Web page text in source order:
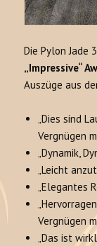
Die Pylon Jade
„Impressive“
Auszüge aus
„Dies sind
Vergnügen
„Dynamik,
„Leicht
„Elegantes
Vergnügen
„Das ist